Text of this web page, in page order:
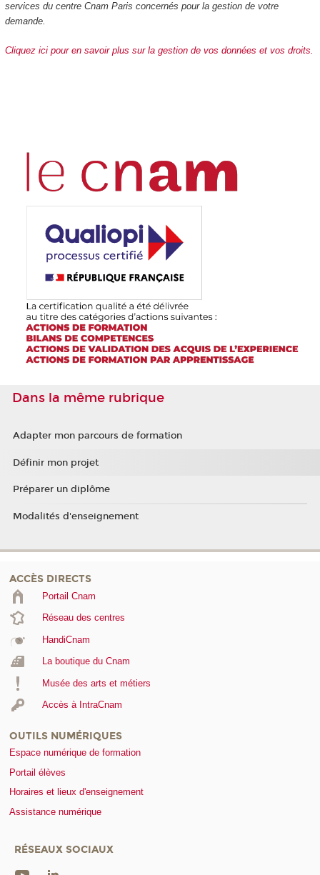
services du centre Cnam Paris concernés pour la gestion de votre
demande.
Cliquez ici pour en savoir plus sur la gestion de vos données et vos droits.
Dans la même rubrique
Adapter mon parcours de formation
Définir mon projet
Préparer un diplôme
Modalités d'enseignement
ACCÈS DIRECTS
Portail Cnam
Réseau des centres
HandiCnam
La boutique du Cnam
Musée des arts et métiers
Accès à IntraCnam
OUTILS NUMÉRIQUES
Espace numérique de formation
Portail élèves
Horaires et lieux d'enseignement
Assistance numérique
RÉSEAUX SOCIAUX